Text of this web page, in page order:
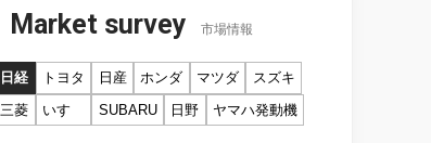
Market survey 市場情報
日経 トヨタ 日産 ホンダ マツダ
スズキ
三菱
いすゞ SUBARU 日野 ヤマハ発動機